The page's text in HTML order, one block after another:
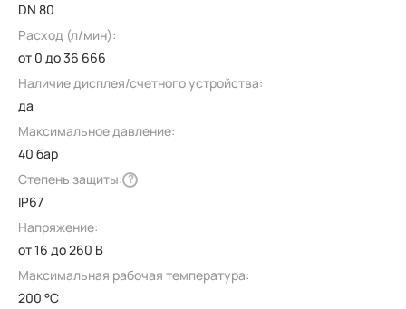
DN 80
Расход (л/мин):
от 0 до 36 666
Наличие дисплея/счетного устройства:
да
Максимальное давление:
40 бар
Степень защиты: ?
IP67
Напряжение:
от 16 до 260 В
Максимальная рабочая температура:
200 °C